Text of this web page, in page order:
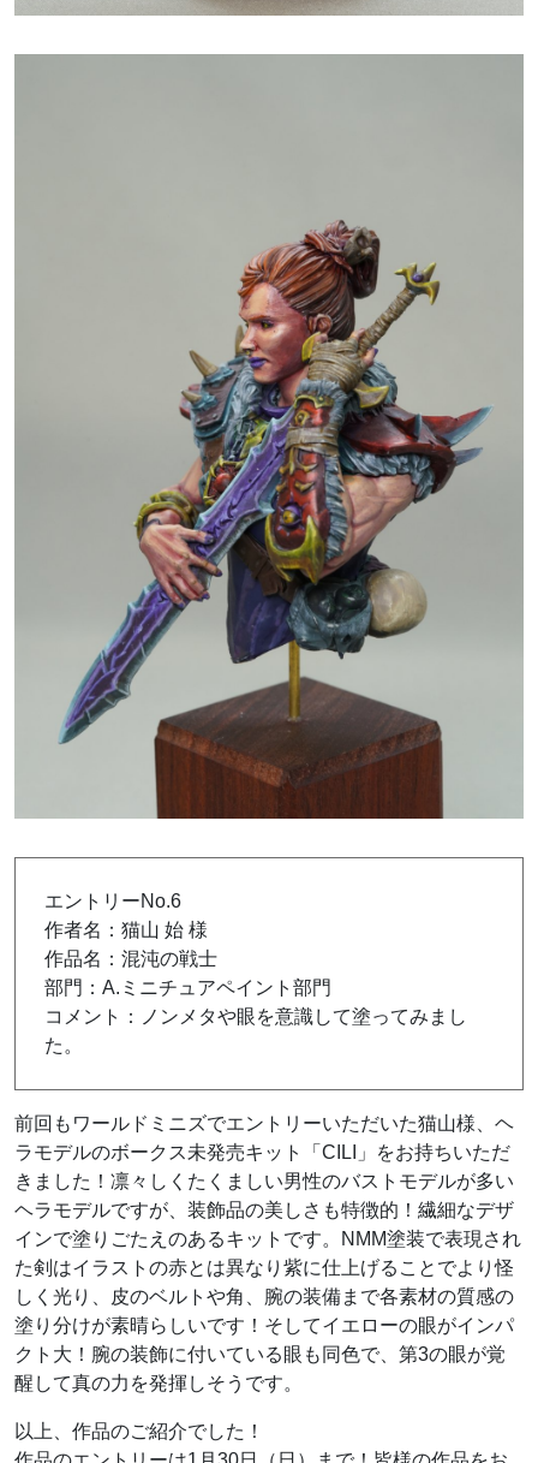
エントリーNo.6
作者名：猫山 始 様
作品名：混沌の戦士
部門：A.ミニチュアペイント部門
コメント：ノンメタや眼を意識して塗ってみまし
た。
前回もワールドミニズでエントリーいただいた猫山様、ヘ
ラモデルのボークス未発売キット「CILI」をお持ちいただ
きました！凛々しくたくましい男性のバストモデルが多い
ヘラモデルですが、装飾品の美しさも特徴的！繊細なデザ
インで塗りごたえのあるキットです。NMM塗装で表現され
た剣はイラストの赤とは異なり紫に仕上げることでより怪
しく光り、皮のベルトや角、腕の装備まで各素材の質感の
塗り分けが素晴らしいです！そしてイエローの眼がインパ
クト大！腕の装飾に付いている眼も同色で、第3の眼が覚
醒して真の力を発揮しそうです。
以上、作品のご紹介でした！